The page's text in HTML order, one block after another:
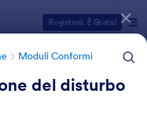
Registrati. È Gratis!
Moduli Conformi
del disturbo